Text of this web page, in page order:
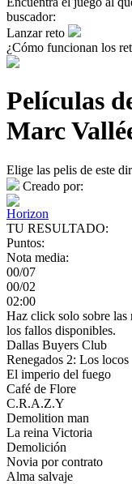
buscador:
Lanzar reto
¿Cómo funcionan los
Películas
Marc
Elige las pelis de este
Creado por:
Horizon
TU RESULTADO:
Puntos:
Nota media:
00/07
00/02
02:00
Haz click solo sobre las
los fallos disponibles.
Dallas Buyers Club
Renegados 2: Los locos
El imperio del fuego
Café de Flore
C.R.A.Z.Y
Demolition man
La reina Victoria
Demolición
Novia por contrato
Alma salvaje